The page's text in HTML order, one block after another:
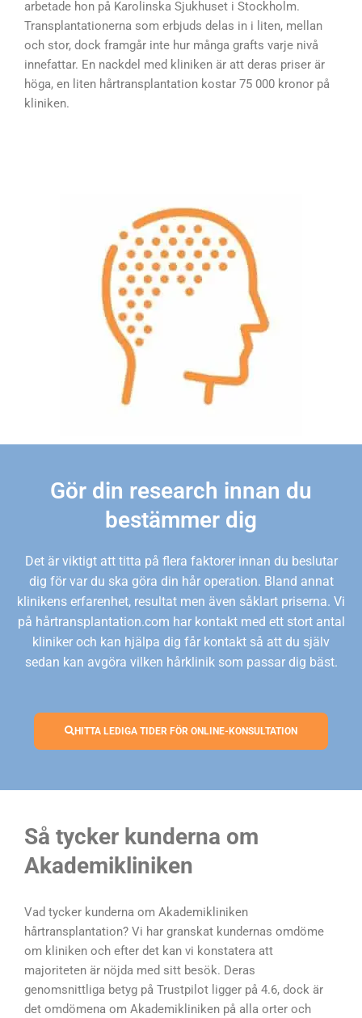
arbetade hon på Karolinska Sjukhuset i Stockholm.
Transplantationerna som erbjuds delas in i liten, mellan
och stor, dock framgår inte hur många grafts varje nivå
innefattar. En nackdel med kliniken är att deras priser är
höga, en liten hårtransplantation kostar 75 000 kronor på
kliniken.
Gör din research innan du
bestämmer dig
Det är viktigt att titta på flera faktorer innan du beslutar
dig för var du ska göra din hår operation. Bland annat
klinikens erfarenhet, resultat men även såklart priserna. Vi
på hårtransplantation.com har kontakt med ett stort antal
kliniker och kan hjälpa dig får kontakt så att du själv
sedan kan avgöra vilken hårklinik som passar dig bäst.
HITTA LEDIGA TIDER FÖR ONLINE-KONSULTATION
Så tycker kunderna om
Akademikliniken
Vad tycker kunderna om Akademikliniken
hårtransplantation? Vi har granskat kundernas omdöme
om kliniken och efter det kan vi konstatera att
majoriteten är nöjda med sitt besök. Deras
genomsnittliga betyg på Trustpilot ligger på 4.6, dock är
det omdömena om Akademikliniken på alla orter och